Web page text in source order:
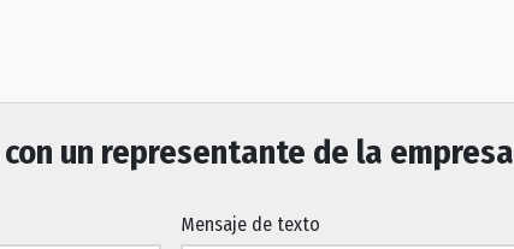
un representante de la empresa
Mensaje de texto